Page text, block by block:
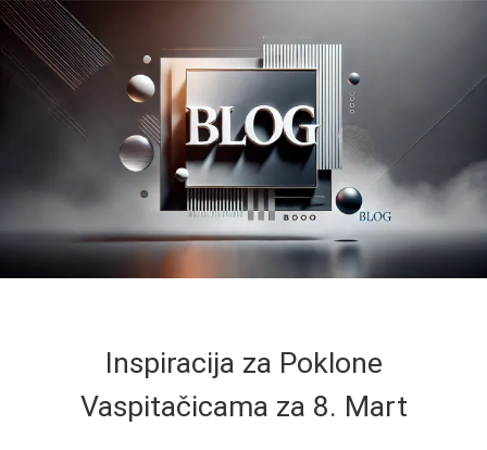
Inspiracija za Poklone
Vaspitačicama za 8. Mart